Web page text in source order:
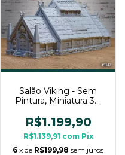
Salão Viking - Sem
Pintura, Miniatura 3D
Mesa
R$1.199,90
R$1.139,91 com Pix
6 x de R$199,98 sem juros